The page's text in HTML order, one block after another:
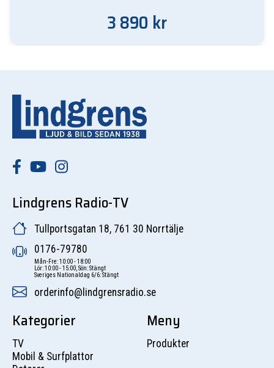
3 890 kr
Lindgrens Radio-TV
Tullportsgatan 18, 761 30 Norrtälje
0176-79780
Mån-Fre: 10:00 - 18:00
Lör: 10:00 - 15:00, Sön: Stängt
Sveriges Nationaldag 6/6: Stängt
orderinfo@lindgrensradio.se
Kategorier
TV
Mobil & Surfplattor
Meny
Produkter